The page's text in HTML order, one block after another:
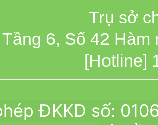
Trụ sở
Tầng 6, Số 42
[Hotline]
ĐKKD số: